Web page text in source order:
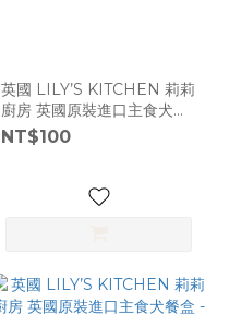
英國 LILY’S KITCHEN 莉莉
廚房 英國原裝進口主食犬餐
盒 - 英式鮮魚派(犬) 150g
[F2828]
NT$100